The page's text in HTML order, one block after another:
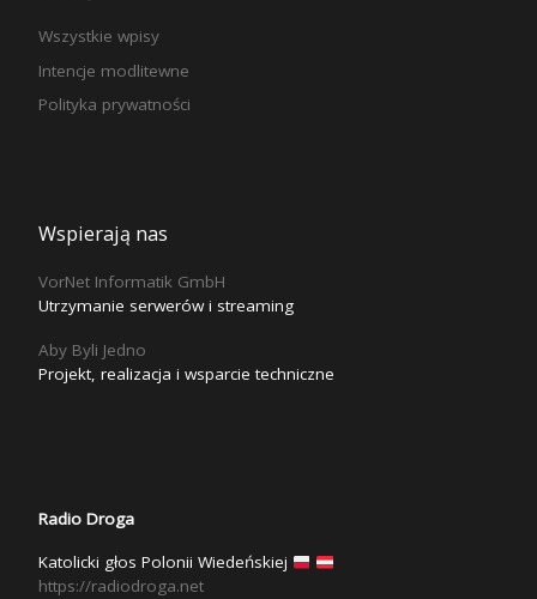
Wszystkie wpisy
Intencje modlitewne
Polityka prywatności
Wspierają nas
VorNet Informatik GmbH
Utrzymanie serwerów i streaming
Aby Byli Jedno
Projekt, realizacja i wsparcie techniczne
Radio Droga
Katolicki głos Polonii Wiedeńskiej
https://radiodroga.net